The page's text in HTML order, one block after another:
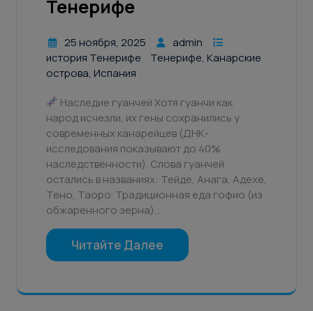
Тенерифе
25 ноября, 2025
admin
история Тенерифе
Тенерифе, Канарские
острова, Испания
Наследие гуанчей Хотя гуанчи как
народ исчезли, их гены сохранились у
современных канарейцев (ДНК-
исследования показывают до 40%
наследственности). Слова гуанчей
остались в названиях: Тейде, Анага, Адехе,
Тено, Таоро. Традиционная еда гофио (из
обжаренного зерна)…
Читайте Далее